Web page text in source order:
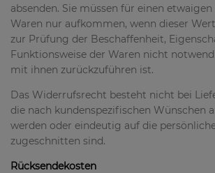
absenden. Sie müssen für einen
Waren nur aufkommen, wenn dieser
zur Prüfung der Beschaffenheit,
Funktionsweise der Waren nicht
mit ihnen zurückzuführen ist.
Das Widerrufsrecht besteht nicht bei
die nach kundenspezifischen Wünschen
werden oder eindeutig auf die
zugeschnitten sind.
Rücksendekosten